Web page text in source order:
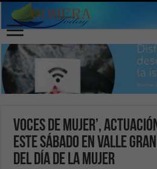
Voces de Mujer’,
este sábado en Valle
del Día de la Mujer